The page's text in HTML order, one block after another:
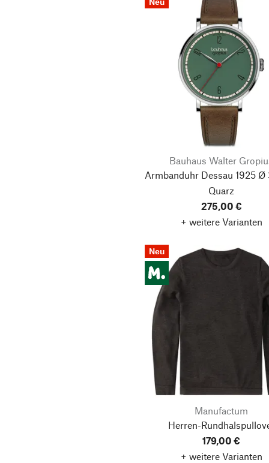
Bauhaus Walter
Armbanduhr Dessau 1925 Ø
Quarz
275,00 €
+ weitere Varianten
Neu
Manufactum
Herren-
179,00 €
+ weitere Varianten